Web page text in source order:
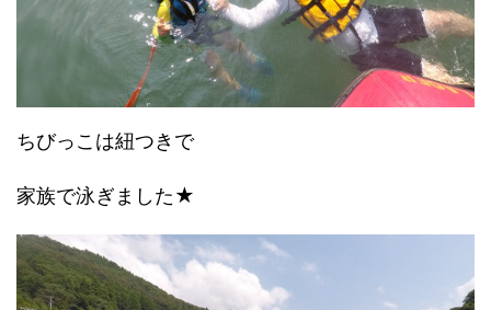
ちびっこは紐つきで
家族で泳ぎました★